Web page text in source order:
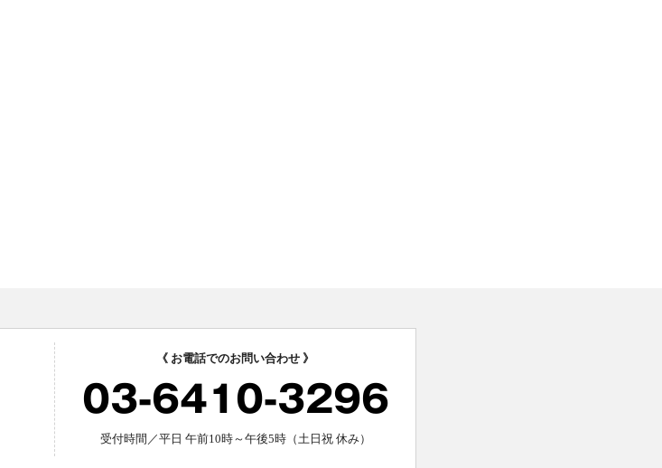
《 お電話でのお問い合わせ 》
03-6410-3296
受付時間／平日 午前10時～午後5時（土日祝 休み）